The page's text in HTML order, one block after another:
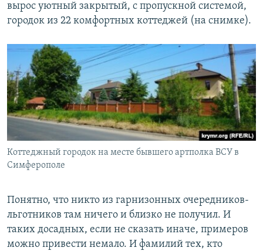
вырос уютный закрытый, с пропускной системой,
городок из 22 комфортных коттеджей (на снимке).
Коттеджный городок на месте бывшего артполка ВСУ в
Симферополе
Понятно, что никто из гарнизонных очередников-
льготников там ничего и близко не получил. И
таких досадных, если не сказать иначе, примеров
можно привести немало. И фамилий тех, кто